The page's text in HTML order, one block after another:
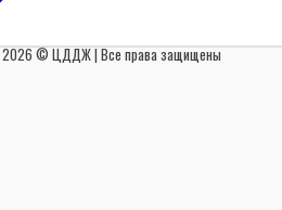
2026 © ЦДДЖ | Все права защищены